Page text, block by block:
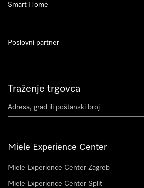
Traženje trgovca
Miele Experience Center
Miele Experience Center Zagreb
Miele Experience Center Split
Smart Home
Poslovni partner